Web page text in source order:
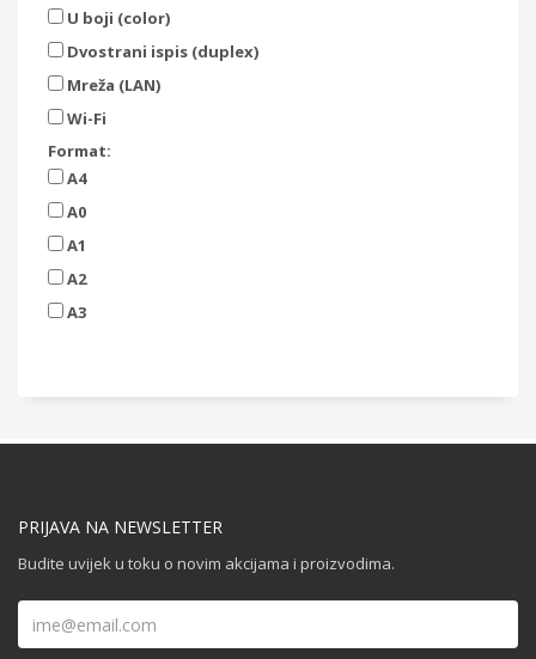
U boji (color)
Dvostrani ispis (duplex)
Mreža (LAN)
Wi-Fi
Format:
A4
A0
A1
A2
A3
PRIJAVA NA NEWSLETTER
Budite uvijek u toku o novim akcijama i proizvodima.